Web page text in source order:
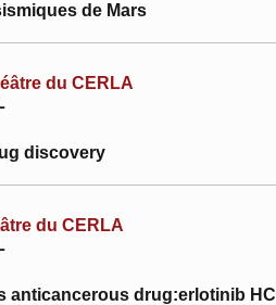
de Mars
du CERLA
discovery
du CERLA
anticancerous drug:erlotinib HCl